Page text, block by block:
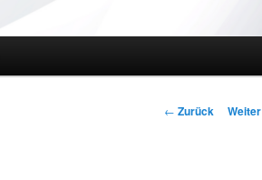
Beitrags-
← Zurück Weiter